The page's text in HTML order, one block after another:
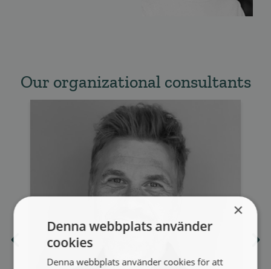
Our organizational consultants
×
Denna webbplats använder
cookies
Denna webbplats använder cookies för att